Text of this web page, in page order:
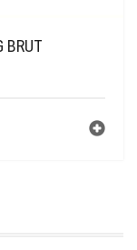
BRUT